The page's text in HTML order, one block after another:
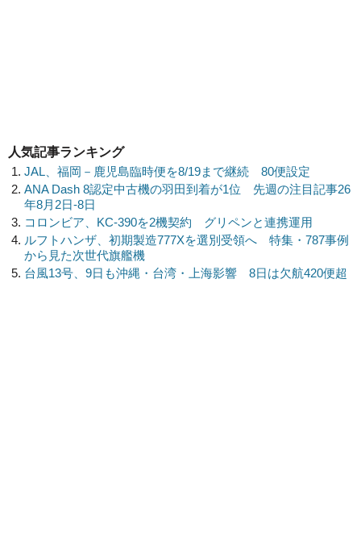
人気記事ランキング
JAL、福岡－鹿児島臨時便を8/19まで継続 80便設定
ANA Dash 8認定中古機の羽田到着が1位 先週の注目記事26
年8月2日-8日
コロンビア、KC-390を2機契約 グリペンと連携運用
ルフトハンザ、初期製造777Xを選別受領へ 特集・787事例
から見た次世代旗艦機
台風13号、9日も沖縄・台湾・上海影響 8日は欠航420便超